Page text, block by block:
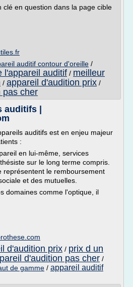
clé en question dans la page cible
auditif contour d'oreille /
l'appareil auditif / meilleur
/ appareil d'audition prix /
pas cher
|
auditifs est en enjeu majeur
:
en lui-même, services
sur le long terme compris.
représentent le remboursement
et des mutuelles.
domaines comme l'optique, il
d'audition prix / prix d un
d'audition pas cher /
de gamme / appareil auditif